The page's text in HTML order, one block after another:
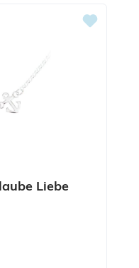
Liebe